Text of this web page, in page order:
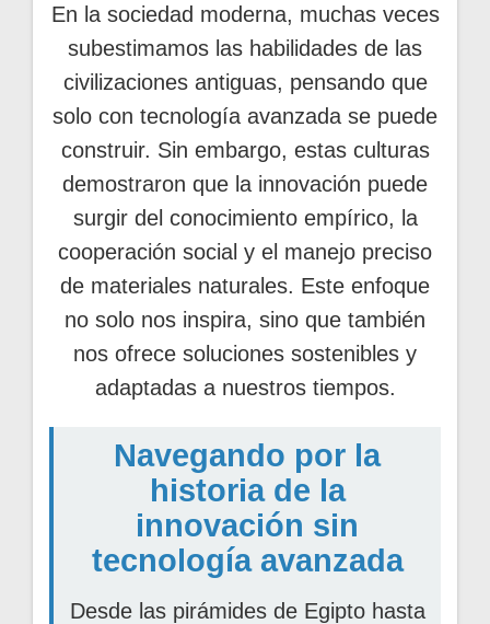
En la sociedad moderna, muchas veces
subestimamos las habilidades de las
civilizaciones antiguas, pensando que
solo con tecnología avanzada se puede
construir. Sin embargo, estas culturas
demostraron que la innovación puede
surgir del conocimiento empírico, la
cooperación social y el manejo preciso
de materiales naturales. Este enfoque
no solo nos inspira, sino que también
nos ofrece soluciones sostenibles y
adaptadas a nuestros tiempos.
Navegando por la
historia de la
innovación sin
tecnología avanzada
Desde las pirámides de Egipto hasta